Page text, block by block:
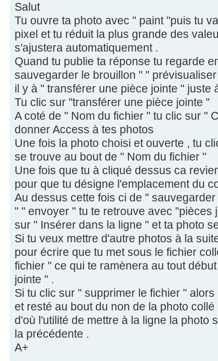
Salut
Tu ouvre ta photo avec " paint "puis tu
pixel et tu réduit la plus grande des
s'ajustera automatiquement .
Quand tu publie ta réponse tu regarde
sauvegarder le brouillon " "
il y à " transférer une pièce jointe " juste
Tu clic sur "transférer une pièce jointe "
A coté de " Nom du fichier " tu clic sur "
donner Access à tes photos
Une fois la photo choisi et ouverte , tu
se trouve au bout de " Nom du fichier "
Une fois que tu à cliqué dessus ca
pour que tu désigne l'emplacement du
Au dessus cette fois ci de "
" " envoyer " tu te retrouve avec "pièces
sur " Insérer dans la ligne " et ta photo
Si tu veux mettre d'autre photos à la
pour écrire que tu met sous le fichier
fichier " ce qui te ramènera au tout
jointe " .
Si tu clic sur " supprimer le fichier "
et resté au bout du non de la photo
d'où l'utilité de mettre à la ligne la photo
la précédente .
A+